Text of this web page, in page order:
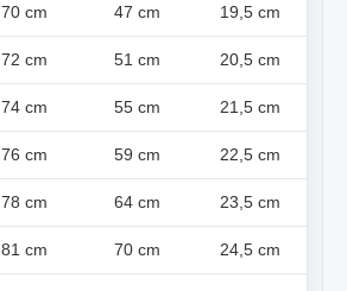
70 cm 47 cm 19,5 cm
72 cm 51 cm 20,5 cm
74 cm 55 cm 21,5 cm
76 cm 59 cm 22,5 cm
78 cm 64 cm 23,5 cm
81 cm 70 cm 24,5 cm